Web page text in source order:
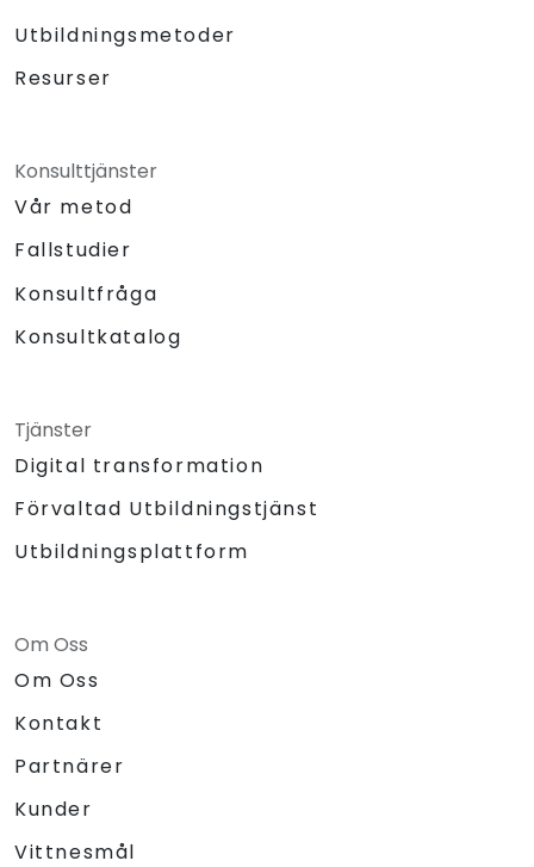
Utbildningsmetoder
Resurser
Konsulttjänster
Vår metod
Fallstudier
Konsultfråga
Konsultkatalog
Tjänster
Digital transformation
Förvaltad Utbildningstjänst
Utbildningsplattform
Om Oss
Om Oss
Kontakt
Partnärer
Kunder
Vittnesmål